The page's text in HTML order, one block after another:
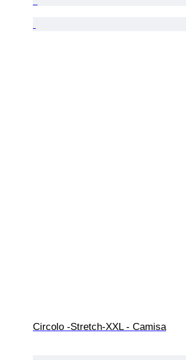
Circolo -Stretch-XXL - Camisa